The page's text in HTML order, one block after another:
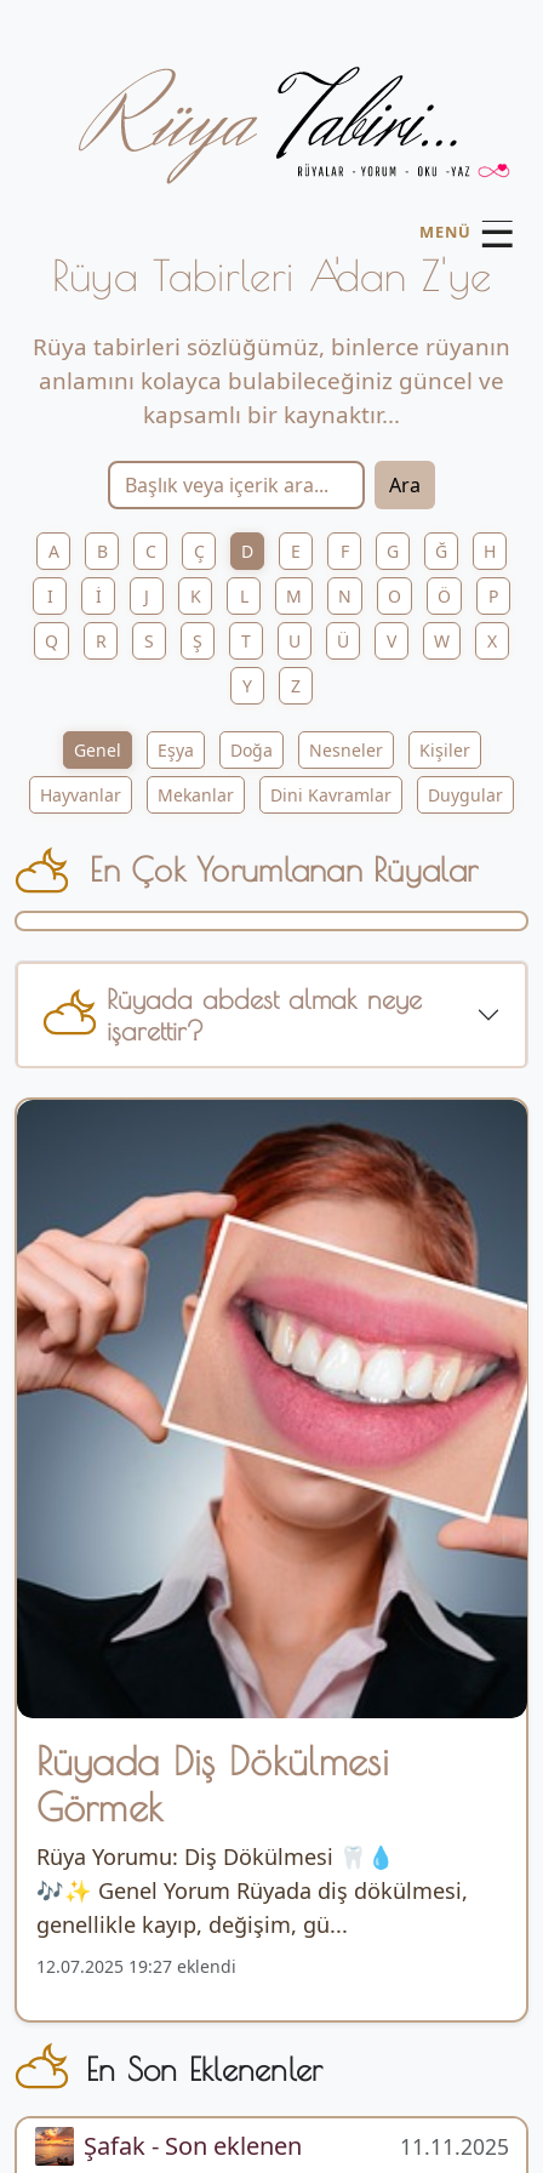
MENÜ ☰
Rüya Tabirleri A'dan Z'ye
Rüya tabirleri sözlüğümüz, binlerce rüyanın
anlamını kolayca bulabileceğiniz güncel ve
kapsamlı bir kaynaktır...
Ara
A B C Ç D E F G Ğ
H
I
İ J K L M N O Ö
P
Q
R S Ş T U Ü V W
X
Y
Z
Genel Eşya Doğa Nesneler
Kişiler
Hayvanlar
Mekanlar Dini Kavramlar Duygular
En Çok Yorumlanan Rüyalar
Rüyada abdest almak neye
işarettir?
Rüyada Diş Dökülmesi
Görmek
Rüya Yorumu: Diş Dökülmesi 🦷💧
🎶✨ Genel Yorum Rüyada diş dökülmesi,
genellikle kayıp, değişim, gü...
12.07.2025 19:27 eklendi
En Son Eklenenler
Şafak - Son eklenen 11.11.2025